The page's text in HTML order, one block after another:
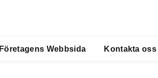
Företagens Webbsida Kontakta oss